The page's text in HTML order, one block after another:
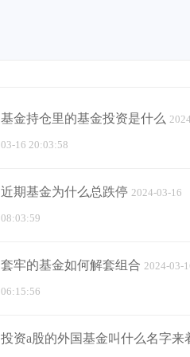
基金持仓里的基金投资是什么
03-16 20:03:58
近期基金为什么总跌停 2024-03-16
08:03:59
套牢的基金如何解套组合 2024-03-
06:15:56
投资a股的外国基金叫什么名字来